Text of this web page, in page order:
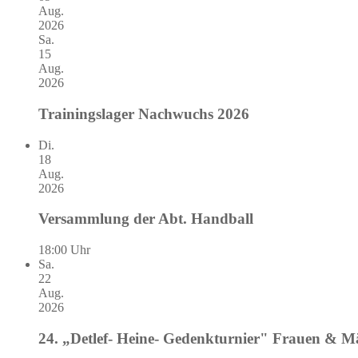
Aug.
2026
Sa.
15
Aug.
2026
Trainingslager Nachwuchs 2026
Di.
18
Aug.
2026
Versammlung der Abt. Handball
18:00 Uhr
Sa.
22
Aug.
2026
24. „Detlef- Heine- Gedenkturnier" Frauen &